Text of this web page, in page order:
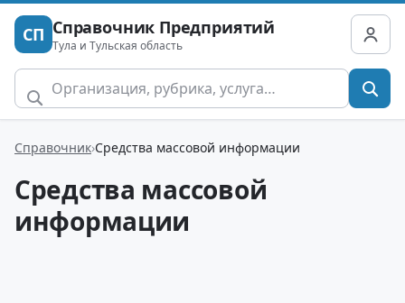
СП Справочник Предприятий
Тула и Тульская область
Справочник Средства массовой информации
Средства массовой
информации